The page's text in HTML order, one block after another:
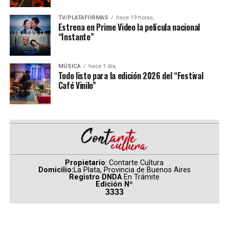
En segundo lugar, se posicionóDisneyconcentrando el
47,32% del total de asistencia (466.936 espectadores),
impulsada principalmente por el desempeño de “Toy
Story 5” y “Moana”.
(Fuente: Ultracine – Por Carina Rodríguez )
Comparte esto:
proteger su ciudad—un Spider-Man a tiempo completo
—, pero a medida que aumentan las exigencias sobre él,
la presión desencadena una evolución física que
amenaza su existencia, al mismo tiempo que un extraño
nuevo patrón de crímenes da lugar a una de las
amenazas más poderosas a las que se ha enfrentado.
Los domingos
TV/PLATAFORMAS hace 19 horas,
Estrena en Prime Video la película nacional
“Instante”
MÚSICA hace 1 día,
Todo listo para la edición 2026 del “Festival
Café Vinilo”
Propietario: Contarte Cultura
Domicilio:La Plata, Provincia de Buenos Aires
Registro DNDA En Trámite
Edición Nº
3333